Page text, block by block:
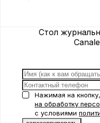
Стол
Нажимая на
на обработку
с условиями